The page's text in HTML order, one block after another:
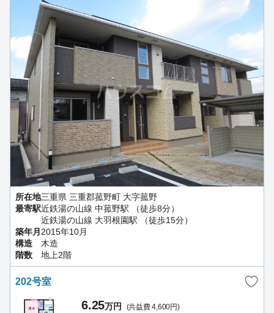
所在地三重県 三重郡菰野町 大字菰野
最寄駅近鉄湯の山線 中菰野駅 （徒歩8分）
近鉄湯の山線 大羽根園駅 （徒歩15分）
築年月 2015年10月
構造
木造
階数
地上2階
202号室
6.25万円 (共益費 4,600円)